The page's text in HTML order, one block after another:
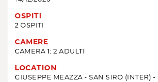
OSPITI
2 OSPITI
CAMERE
CAMERA 1: 2 ADULTI
LOCATION
GIUSEPPE MEAZZA - SAN SIRO (INTER)